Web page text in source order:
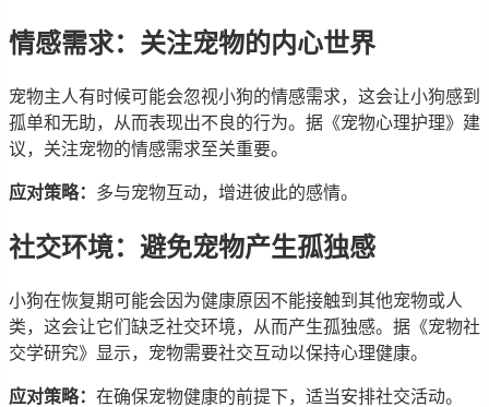
情感需求：关注宠物的内心世界
宠物主人有时候可能会忽视小狗的情感需求，这会让小狗感到
孤单和无助，从而表现出不良的行为。据《宠物心理护理》建
议，关注宠物的情感需求至关重要。
应对策略： 多与宠物互动，增进彼此的感情。
社交环境：避免宠物产生孤独感
小狗在恢复期可能会因为健康原因不能接触到其他宠物或人
类，这会让它们缺乏社交环境，从而产生孤独感。据《宠物社
交学研究》显示，宠物需要社交互动以保持心理健康。
应对策略： 在确保宠物健康的前提下，适当安排社交活动。